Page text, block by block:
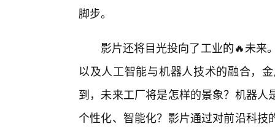
脚步。
影片还将目光投向了工业的🔥未来
以及人工智能与机器人技术的融合，
到，未来工厂将是怎样的景象？机器
个性化、智能化？影片通过对前沿科